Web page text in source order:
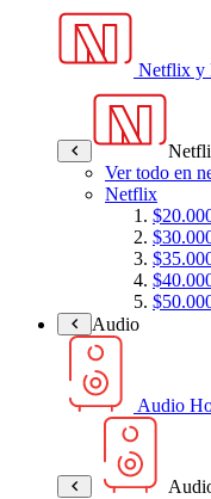
Netflix y
Ver todo en
Netflix
Audio
Audio